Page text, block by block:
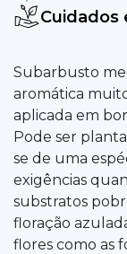
Cuidados
Subarbusto
aromática
aplicada em
Pode ser
se de uma
exigências
substratos
floração
flores como as